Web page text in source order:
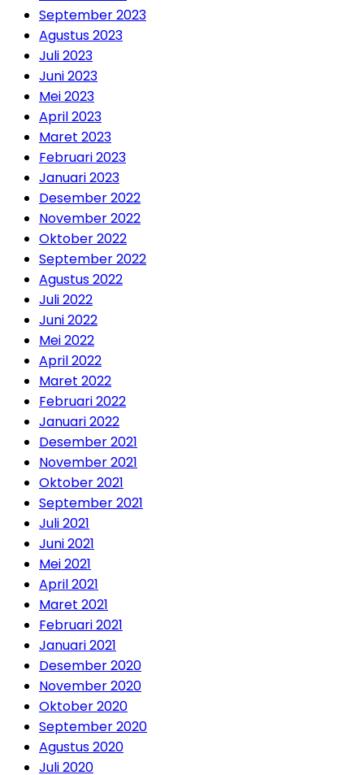
September 2023
Agustus 2023
Juli 2023
Juni 2023
Mei 2023
April 2023
Maret 2023
Februari 2023
Januari 2023
Desember 2022
November 2022
Oktober 2022
September 2022
Agustus 2022
Juli 2022
Juni 2022
Mei 2022
April 2022
Maret 2022
Februari 2022
Januari 2022
Desember 2021
November 2021
Oktober 2021
September 2021
Juli 2021
Juni 2021
Mei 2021
April 2021
Maret 2021
Februari 2021
Januari 2021
Desember 2020
November 2020
Oktober 2020
September 2020
Agustus 2020
Juli 2020